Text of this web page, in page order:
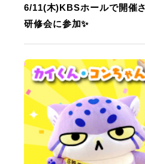
6/11(木)KBSホールで開催
研修会に参加✨